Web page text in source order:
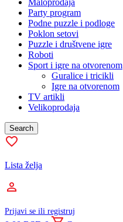
Maloprodaja
Party program
Podne puzzle i podloge
Poklon setovi
Puzzle i društvene igre
Roboti
Sport i igre na otvorenom
Guralice i tricikli
Igre na otvorenom
TV artikli
Velikoprodaja
Search
Lista želja
Prijavi se ili registruj